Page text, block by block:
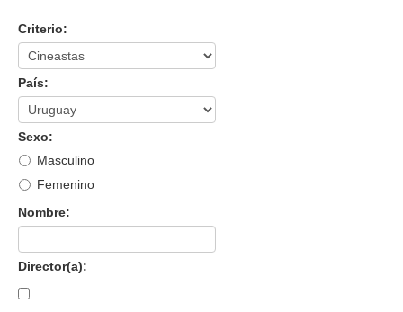
DOCUMENTALES
MUJERES
AUDIOVISUAL INDIGENA Y COMUNITARIO
GALERIA
Criterio:
País:
Sexo:
Masculino
Femenino
Nombre:
Director(a):